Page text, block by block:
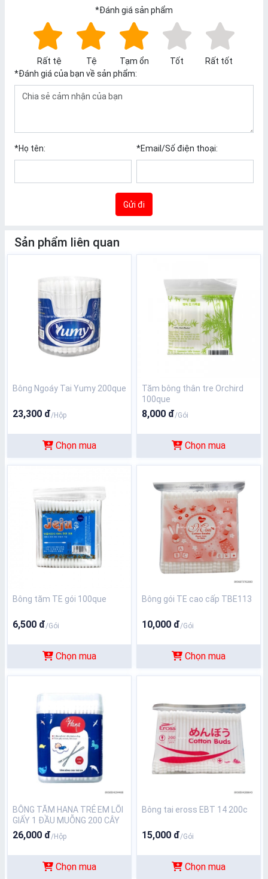
*Đánh giá sản phẩm
Rất tệ Tệ Tạm ổn Tốt
Rất tốt
*Đánh giá của bạn về sản phẩm:
*Họ tên: *Email/Số điện thoại:
Gửi đi
Sản phẩm liên quan
Bông Ngoáy Tai Yumy 200que
23,300 đ/Hộp
Chọn mua
Tăm bông thân tre Orchird
100que
8,000 đ/Gói
Chọn mua
Bông tăm TE gói 100que
6,500 đ/Gói
Chọn mua
Bông gói TE cao cấp TBE113
10,000 đ/Gói
Chọn mua
BÔNG TĂM HANA TRẺ EM LÕI
GIẤY 1 ĐẦU MUỖNG 200 CÂY
26,000 đ/Hộp
Chọn mua
Bông tai eross EBT 14 200c
15,000 đ/Gói
Chọn mua